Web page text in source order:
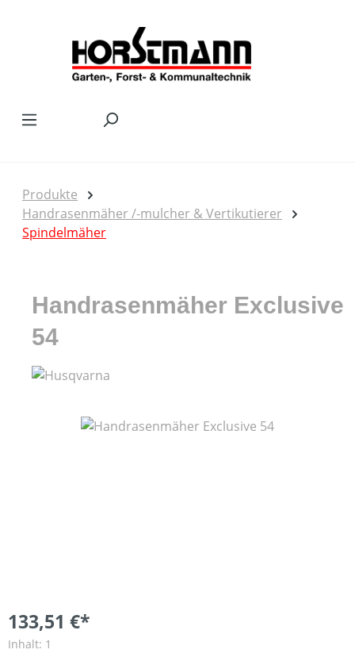
Produkte
Handrasenmäher /-mulcher & Vertikutierer
Spindelmäher
Handrasenmäher Exclusive
54
Bildergalerie überspringen
133,51 €*
Inhalt: 1